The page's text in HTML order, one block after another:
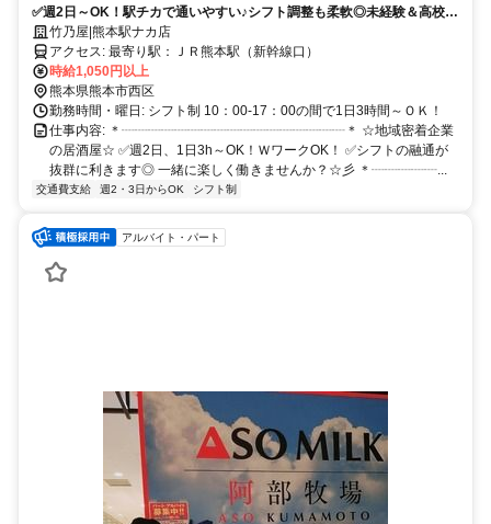
✅週2日～OK！駅チカで通いやすい♪シフト調整も柔軟◎未経験＆高校生
歓迎！バイトデビューも応援します！
竹乃屋|熊本駅ナカ店
アクセス: 最寄り駅：ＪＲ熊本駅（新幹線口）
時給1,050円以上
熊本県熊本市西区
勤務時間・曜日: シフト制 10：00-17：00の間で1日3時間～ＯＫ！
仕事内容: ＊┈┈┈┈┈┈┈┈┈┈┈┈┈┈┈┈┈＊ ☆地域密着企業
の居酒屋☆ ✅週2日、1日3h～OK！ＷワークOK！ ✅シフトの融通が
抜群に利きます◎ 一緒に楽しく働きませんか？☆彡 ＊┈┈┈┈┈...
交通費支給 週2・3日からOK シフト制
アルバイト・パート